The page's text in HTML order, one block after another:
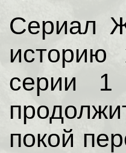
Сериал
историю
серии
покой